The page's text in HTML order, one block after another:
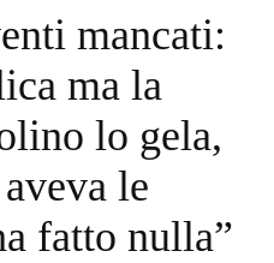
mancati:
ma la
lo gela,
le
fatto nulla”